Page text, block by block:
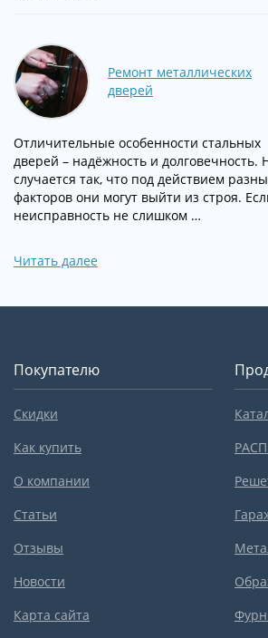
Ремонт металлических
дверей
Отличительные особенности стальных
дверей – надёжность и долговечность.
случается так, что под действием
факторов они могут выйти из строя.
неисправность не слишком …
Читать далее
Покупателю
Скидки
Как купить
О компании
Статьи
Отзывы
Новости
Карта сайта